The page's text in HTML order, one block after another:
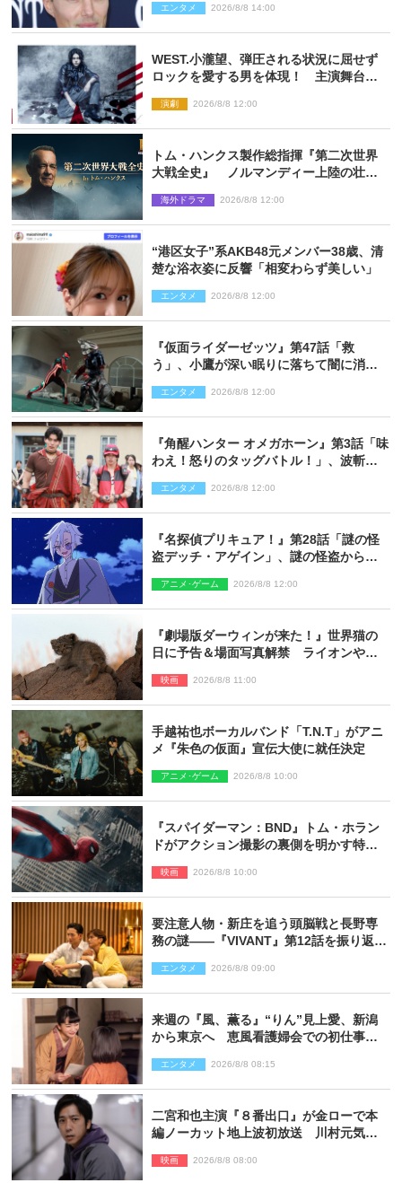
エンタメ 2026/8/8 14:00
WEST.小瀧望、弾圧される状況に屈せず
ロックを愛する男を体現！ 主演舞台
演劇 2026/8/8 12:00
トム・ハンクス製作総指揮『第二次世界
大戦全史』 ノルマンディー上陸の壮絶
海外ドラマ 2026/8/8 12:00
“港区女子”系AKB48元メンバー38歳、清
楚な浴衣姿に反響「相変わらず美しい」
エンタメ 2026/8/8 12:00
『仮面ライダーゼッツ』第47話「救
う」、小鷹が深い眠りに落ちて闇に消え
エンタメ 2026/8/8 12:00
『角醒ハンター オメガホーン』第3話「味
わえ！怒りのタッグバトル！」、波斬の
エンタメ 2026/8/8 12:00
『名探偵プリキュア！』第28話「謎の怪
盗デッチ・アゲイン」、謎の怪盗から不
アニメ･ゲーム 2026/8/8 12:00
『劇場版ダーウィンが来た！』世界猫の
日に予告＆場面写真解禁 ライオンやマ
映画 2026/8/8 11:00
手越祐也ボーカルバンド「T.N.T」がアニ
メ『朱色の仮面』宣伝大使に就任決定
アニメ･ゲーム 2026/8/8 10:00
『スパイダーマン：BND』トム・ホラン
ドがアクション撮影の裏側を明かす特別
映画 2026/8/8 10:00
要注意人物・新庄を追う頭脳戦と長野専
務の謎――『VIVANT』第12話を振り返
エンタメ 2026/8/8 09:00
来週の『風、薫る』“りん”見上愛、新潟
から東京へ 恵風看護婦会での初仕事に
エンタメ 2026/8/8 08:15
二宮和也主演『８番出口』が金ローで本
編ノーカット地上波初放送 川村元気監
映画 2026/8/8 08:00